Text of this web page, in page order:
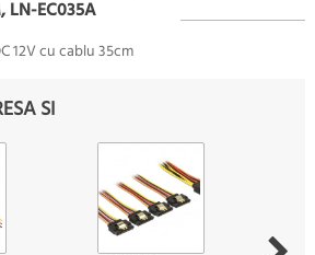
LN-EC035A
12V cu cablu 35cm
SI